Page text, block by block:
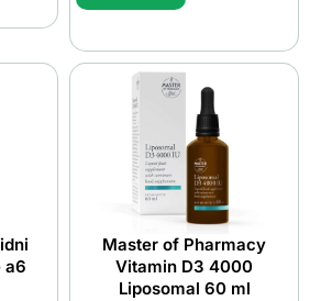
a6
Master of Pharmacy
Vitamin D3 4000
Liposomal 60 ml